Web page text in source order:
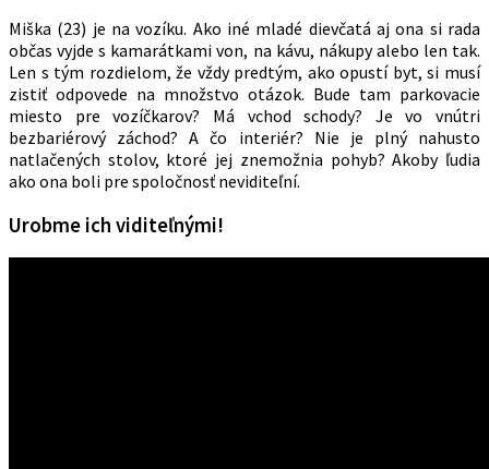
Miška (23) je na vozíku. Ako iné mladé dievčatá aj ona si rada
občas vyjde s kamarátkami von, na kávu, nákupy alebo len tak.
Len s tým rozdielom, že vždy predtým, ako opustí byt, si musí
zistiť odpovede na množstvo otázok. Bude tam parkovacie
miesto pre vozíčkarov? Má vchod schody? Je vo vnútri
bezbariérový záchod? A čo interiér? Nie je plný nahusto
natlačených stolov, ktoré jej znemožnia pohyb? Akoby ľudia
ako ona boli pre spoločnosť neviditeľní.
Urobme ich viditeľnými!